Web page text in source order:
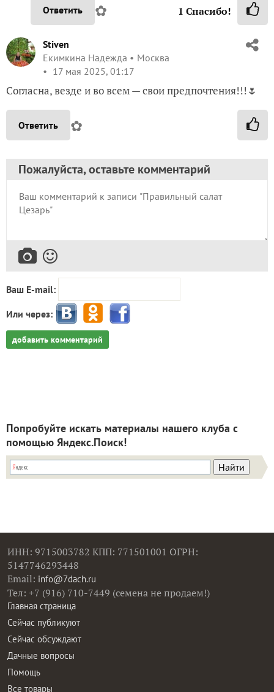
Ответить ✿ 1 Спасибо!
Stiven
Екимкина Надежда
Москва
17 мая 2025, 01:17
Согласна, везде и во всем — свои предпочтения!!!🌷
Ответить ✿
Пожалуйста, оставьте комментарий
Ваш E-mail:
Или через:
добавить комментарий
Попробуйте искать материалы нашего клуба с
помощью Яндекс.Поиск!
ИНН: 9715003782 КПП: 771501001 ОГРН:
5147746293448
Email: info@7dach.ru
Тел: +7 (916) 710-7449 (семена не продаем!)
Главная страница
Сейчас публикуют
Сейчас обсуждают
Дачные вопросы
Помощь
Все товары